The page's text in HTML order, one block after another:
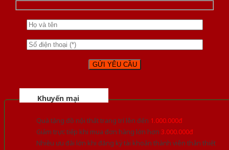
Khuyến mại
Quà tặng đồ nội thất trang trí lên đến 1.000.000đ
Giảm trực tiếp khi mua đơn hàng lớn hơn 3.000.000đ
Nhiều ưu đãi lớn khi đăng ký tài khoản thành viên thân thiết